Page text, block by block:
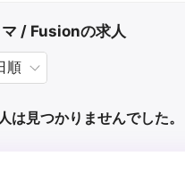
/ Fusionの求人
は見つかりませんでした。